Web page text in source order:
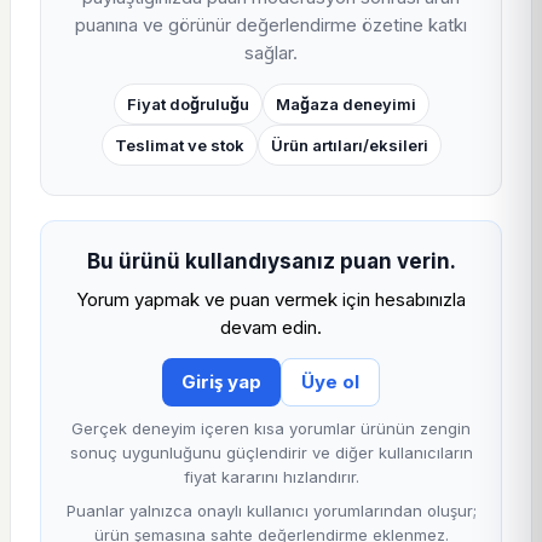
kullanıcı hem ürünün mevcut tekliflerini hem de yakın
alternatiflerini tek sayfa akışı içinde karşılaştırabilir; bu yapı
SEO, AEO ve AI cevap görünürlüğü için doğal, kullanıcı
odaklı iç linkleme sağlar.
puanına ve görünür değerlendirme özetine katkı
sağlar.
Fiyat doğruluğu Mağaza deneyimi
Teslimat ve stok Ürün artıları/eksileri
Bu ürünü kullandıysanız puan verin.
Yorum yapmak ve puan vermek için hesabınızla
devam edin.
Giriş yap Üye ol
Gerçek deneyim içeren kısa yorumlar ürünün zengin
sonuç uygunluğunu güçlendirir ve diğer kullanıcıların
fiyat kararını hızlandırır.
Puanlar yalnızca onaylı kullanıcı yorumlarından oluşur;
ürün şemasına sahte değerlendirme eklenmez.